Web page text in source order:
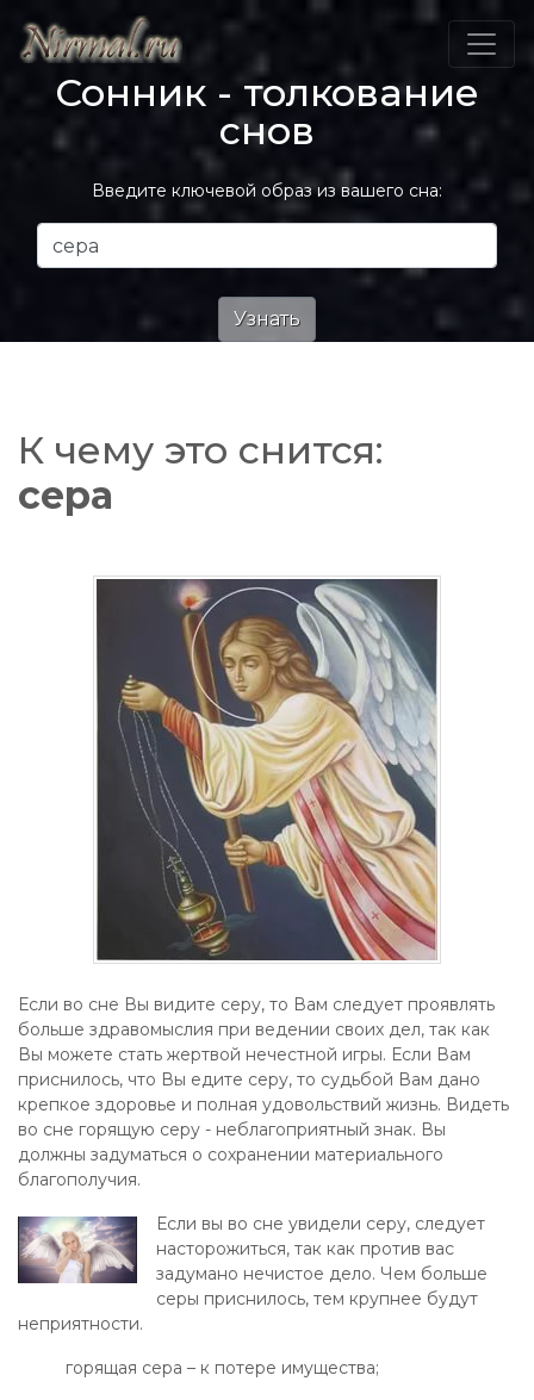
Сонник - толкование
снов
Введите ключевой образ из вашего сна:
К чему это снится:
сера
Если во сне Вы видите серу, то Вам следует проявлять
больше здравомыслия при ведении своих дел, так как
Вы можете стать жертвой нечестной игры. Если Вам
приснилось, что Вы едите серу, то судьбой Вам дано
крепкое здоровье и полная удовольствий жизнь. Видеть
во сне горящую серу - неблагоприятный знак. Вы
должны задуматься о сохранении материального
благополучия.
Если вы во сне увидели серу, следует
насторожиться, так как против вас
задумано нечистое дело. Чем больше
серы приснилось, тем крупнее будут
неприятности.
горящая сера – к потере имущества;